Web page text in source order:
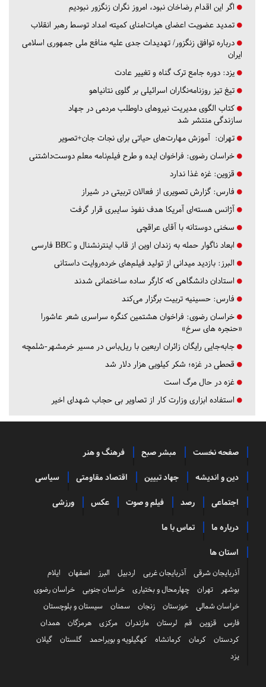
اگر این اقدام رضاخان نبود، امروز نگران زنگزور نبودیم
تمدید عضویت اعضای هیات‌امنای کمیته امداد توسط رهبر انقلاب
درباره توافق زنگزور/ تهدیدات جدی علیه منافع ملی جمهوری اسلامی
ایران
یزد: دوره جامع ترک گناه و تغییر عادت
تیغ تیز روزنامه‌نگاران اسرائیلی بر گلوی نتانیاهو
کتاب الگوی مدیریت نیروهای داوطلب مردمی در جهاد
سازندگی منتشر شد
تهران: آموزش مهارت‌های حیاتی برای نجات جان+تصویر
خراسان رضوی: فراخوان ایده و طرح فیلم‌نامه معلم دوست‌داشتنی
قزوین: غزه غذا ندارد
فارس: گزارش تصویری از فعالان تربیتی در شیراز
آژانس هسته‌ای آمریکا هدف نفوذ سایبری قرار گرفت
سخنی دوستانه با آقای عراقچی
ابعاد ناگوار حمله به زندان اوین از قاب اینترنشنال و BBC فارسی
البرز: بازدید میدانی از تولید فیلم‌های خرده‌روایت داستانی
استادان دانشگاهی که کارگر ساده ساختمانی شدند
فارس: حسینیه تربیت برگزار می‌کند
خراسان رضوی: فراخوان هشتمین کنگره سراسری شعر عاشورا
«حنجره های سرخ»
جابه‌جایی رایگان زائران اربعین با ریل‌باس در مسیر خرمشهر-شلمچه
قحطی در غزه؛ شکر کیلویی هزار دلار شد
غزه در حال مرگ است
استفاده ابزاری وزارت کار از تصاویر بی حجاب شهدای اخیر
صفحه نخست مبشر صبح فرهنگ و هنر
دین و اندیشه جهاد تبیین اقتصاد مقاومتی سیاسی
اجتماعی رصد فیلم و صوت عکس ورزشی
درباره ما تماس با ما
استان ها
آذربایجان شرقی آذربایجان غربی اردبیل البرز اصفهان
ایلام
بوشهر
تهران چهارمحال و بختیاری خراسان جنوبی
خراسان رضوی
خراسان شمالی
خوزستان زنجان سمنان
سیستان و بلوچستان
فارس
قزوین قم لرستان مازندران مرکزی هرمزگان
همدان
کردستان
کرمان کرمانشاه کهگیلویه و بویراحمد گلستان
گیلان
یزد